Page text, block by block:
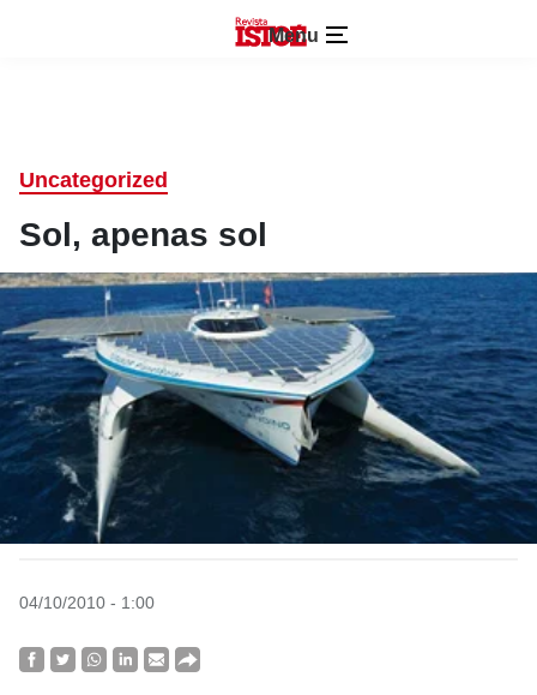
Menu
Uncategorized
Sol, apenas sol
04/10/2010 - 1:00